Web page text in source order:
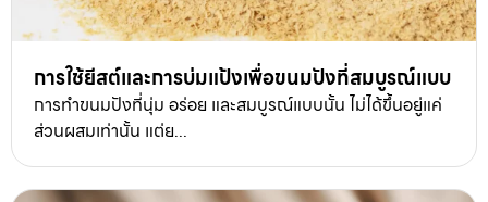
การใช้ยีสต์และการบ่มแป้งเพื่อขนมปังที่สมบูรณ์แบบ
การทำขนมปังที่นุ่ม อร่อย และสมบูรณ์แบบนั้น ไม่ได้ขึ้นอยู่แค่
ส่วนผสมเท่านั้น แต่ย...